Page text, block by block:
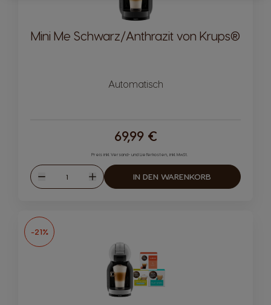
Mini Me Schwarz/Anthrazit von Krups®
Automatisch
69,99 €
Preis inkl. Versand- und Lieferkosten, inkl. MwSt.
Abnahme
Menge
Zunahme
IN DEN WARENKORB
-21%